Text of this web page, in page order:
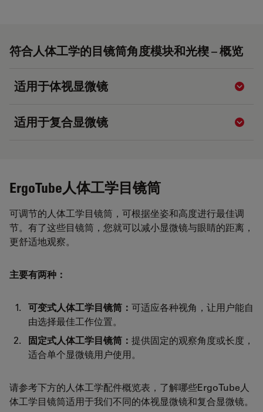
符合人体工学的目镜筒角度模块和光楔 – 概览
适用于体视显微镜
适用于复合显微镜
ErgoTube人体工学目镜筒
可调节的人体工学目镜筒，可根据坐姿和高度进行最佳调
节。有了这些目镜筒，您就可以减小显微镜与眼睛的距离，
更舒适地观察。
主要有两种：
可变式人体工学目镜筒： 可适应各种视角，让用户能自
由选择最佳工作位置。
固定式人体工学目镜筒： 提供固定的观察角度或长度，
适合单个显微镜用户使用。
请参考下方的人体工学配件概览表，了解哪些ErgoTube人
体工学目镜筒适用于我们不同的体视显微镜和复合显微镜。